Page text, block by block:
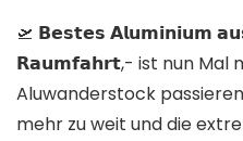
🛫 𝗕𝗲𝘀𝘁𝗲𝘀 𝗔𝗹𝘂𝗺𝗶𝗻𝗶𝘂𝗺
𝗥𝗮𝘂𝗺𝗳𝗮𝗵𝗿𝘁,- ist nun Mal
Aluwanderstock
mehr zu weit und die